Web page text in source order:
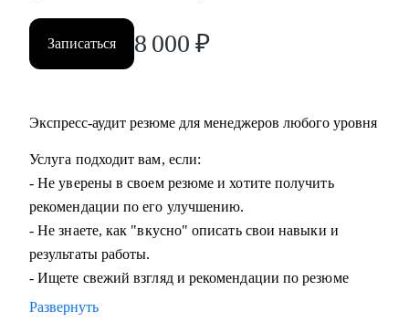
Кому могу помочь:
• Специалистам всех уровней в области, операций,
определиться с дальнейшими шагами.
• Тем, кто только стал руководителем: как работать с
командой, выстраивать эффективные процессы,
мотивировать, как работать с заказчиками и
руководителями.
• Опытным руководителям, кто испытывает сложности в
работе с командой или не понимает как дальше расти.
Записаться 8 000 ₽
Экспресс-аудит резюме для менеджеров любого уровня
Услуга подходит вам, если:
- Не уверены в своем резюме и хотите получить
рекомендации по его улучшению.
- Не знаете, как "вкусно" описать свои навыки и
результаты работы.
- Ищете свежий взгляд и рекомендации по резюме
Развернуть